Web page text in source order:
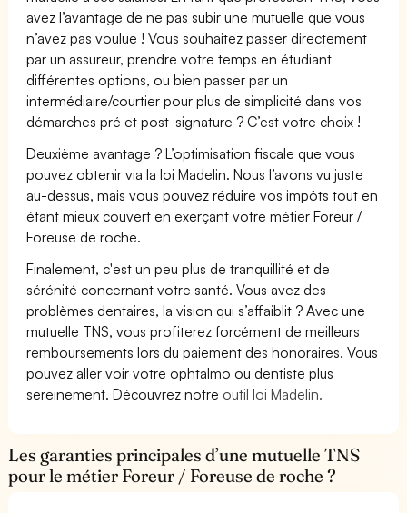
avez l’avantage de ne pas subir une mutuelle que vous
n’avez pas voulue ! Vous souhaitez passer directement
par un assureur, prendre votre temps en étudiant
différentes options, ou bien passer par un
intermédiaire/courtier pour plus de simplicité dans vos
démarches pré et post-signature ? C’est votre choix !
Deuxième avantage ? L’optimisation fiscale que vous
pouvez obtenir via la loi Madelin. Nous l’avons vu juste
au-dessus, mais vous pouvez réduire vos impôts tout en
étant mieux couvert en exerçant votre métier Foreur /
Foreuse de roche.
Finalement, c'est un peu plus de tranquillité et de
sérénité concernant votre santé. Vous avez des
problèmes dentaires, la vision qui s’affaiblit ? Avec une
mutuelle TNS, vous profiterez forcément de meilleurs
remboursements lors du paiement des honoraires. Vous
pouvez aller voir votre ophtalmo ou dentiste plus
sereinement. Découvrez notre outil loi Madelin.
Les garanties principales d’une mutuelle TNS
pour le métier Foreur / Foreuse de roche ?